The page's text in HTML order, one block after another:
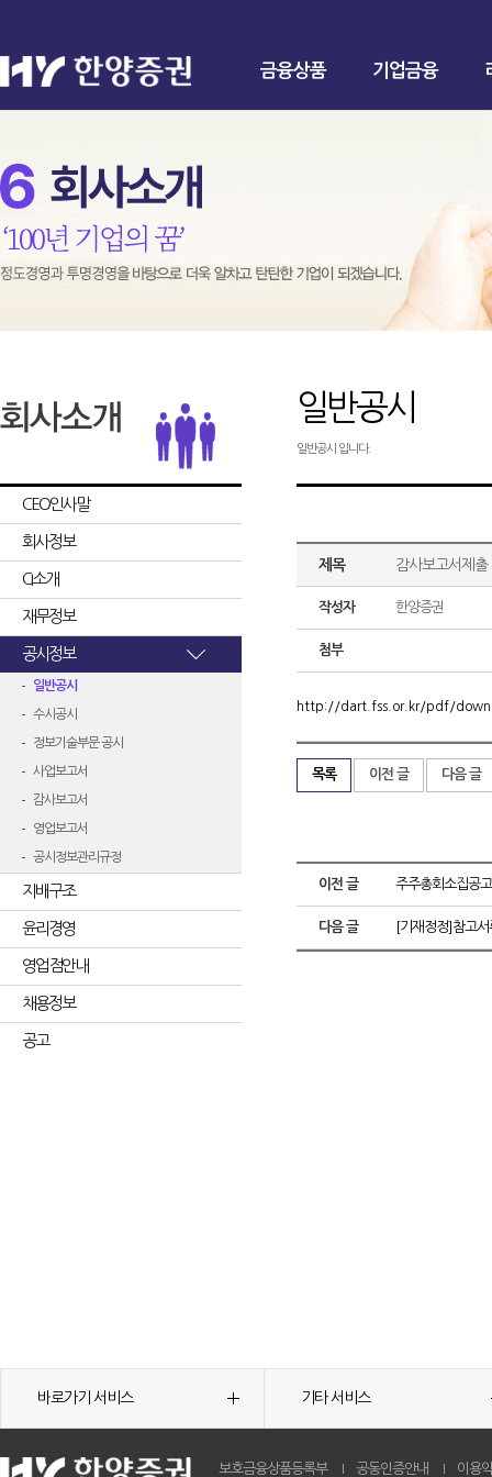
금융상품 기업금융
CEO인사말
회사정보
CI소개
재무정보
공시정보
일반공시
수시공시
정보기술부문 공시
사업보고서
감사보고서
영업보고서
공시정보관리규정
지배구조
윤리경영
영업점안내
채용정보
공고
일반공시
일반공시 입니다.
제목 감사보고서제출
작성자 한양증권
첨부
http://dart.fss.or.kr/pdf/
목록 이전 글 다음 글
이전 글 주주총회소집공고
다음 글 [기재정정]참고서
바로가기 서비스 기타 서비스
보호금융상품등록부 공동인증안내 이용